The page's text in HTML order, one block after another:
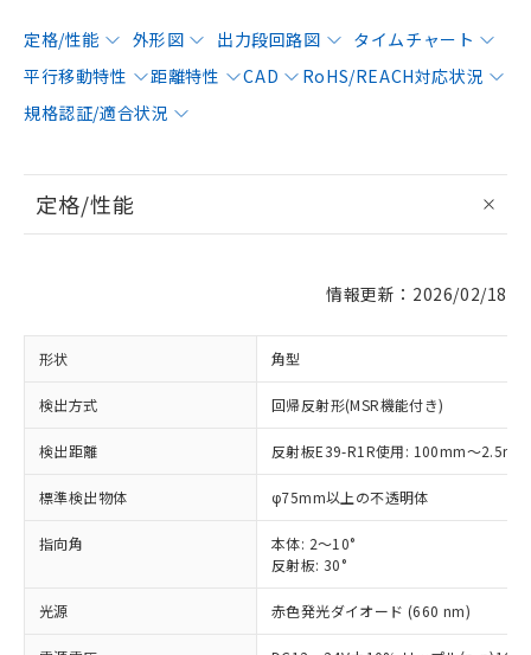
定格/性能 外形図 出力段回路図
タイムチャート
平行移動特性
距離特性 CAD
RoHS/REACH対応状況
規格認証/適合状況
定格/性能
情報更新：2026/02/18
形状 角型
検出方式 回帰反射形(MSR機能付き)
検出距離 反射板E39-R1R使用: 100mm～2.5m
標準検出物体 φ75mm以上の不透明体
指向角
本体: 2～10°
反射板: 30°
光源 赤色発光ダイオード (660 nm)